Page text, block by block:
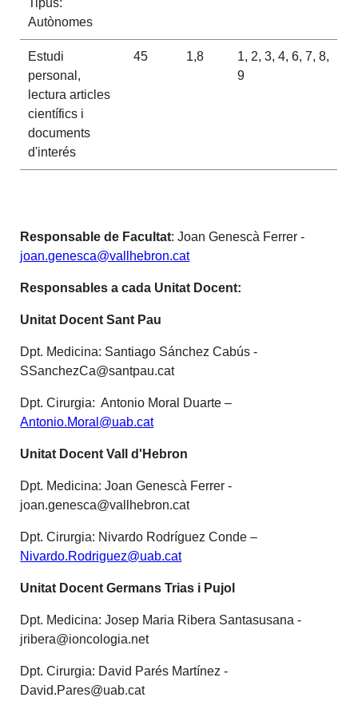
Autònomes
Estudi
personal,
lectura articles
científics i
documents
d'interés
45 1,8
1, 2, 3, 4, 6, 7, 8,
9
Responsable de Facultat: Joan Genescà Ferrer -
joan.genesca@vallhebron.cat
Responsables a cada Unitat Docent:
Unitat Docent Sant Pau
Dpt. Medicina: Santiago Sánchez Cabús -
SSanchezCa@santpau.cat
Dpt. Cirurgia: Antonio Moral Duarte –
Antonio.Moral@uab.cat
Unitat Docent Vall d'Hebron
Dpt. Medicina: Joan Genescà Ferrer -
joan.genesca@vallhebron.cat
Dpt. Cirurgia: Nivardo Rodríguez Conde –
Nivardo.Rodriguez@uab.cat
Unitat Docent Germans Trias i Pujol
Dpt. Medicina: Josep Maria Ribera Santasusana -
jribera@ioncologia.net
Dpt. Cirurgia: David Parés Martínez -
David.Pares@uab.cat